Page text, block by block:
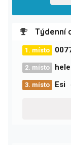
Týdenní
1. místo
2. místo
3. místo Esi